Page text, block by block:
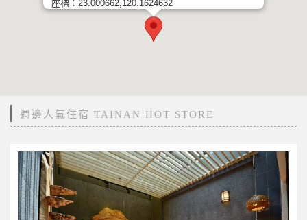
座標：23.000662,120.1624632
週邊人氣住宿 TAINAN HOT STORE